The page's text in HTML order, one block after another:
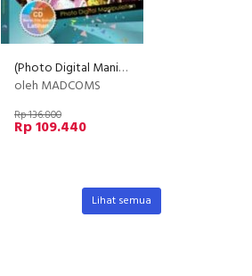
(Photo Digital Manipulasi) Kreasi Digital Dengan Photoshop Untuk Pemula+CD
oleh MADCOMS
Rp 136.800
Rp 109.440
Lihat semua